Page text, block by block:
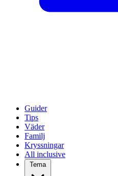
Guider
Tips
Väder
Familj
Kryssningar
All inclusive
Tema